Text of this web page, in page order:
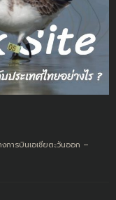
การบินเอเชียตะวันออก –